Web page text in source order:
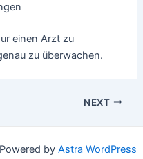
einen Arzt zu
zu überwachen.
NEXT
by Astra WordPress